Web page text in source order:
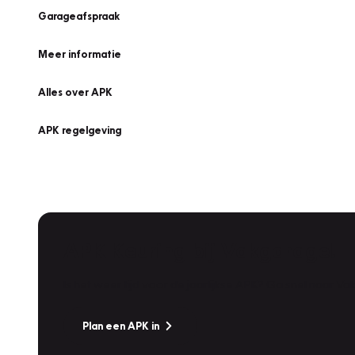
Garageafspraak
Meer informatie
Alles over APK
APK regelgeving
Plan een APK in